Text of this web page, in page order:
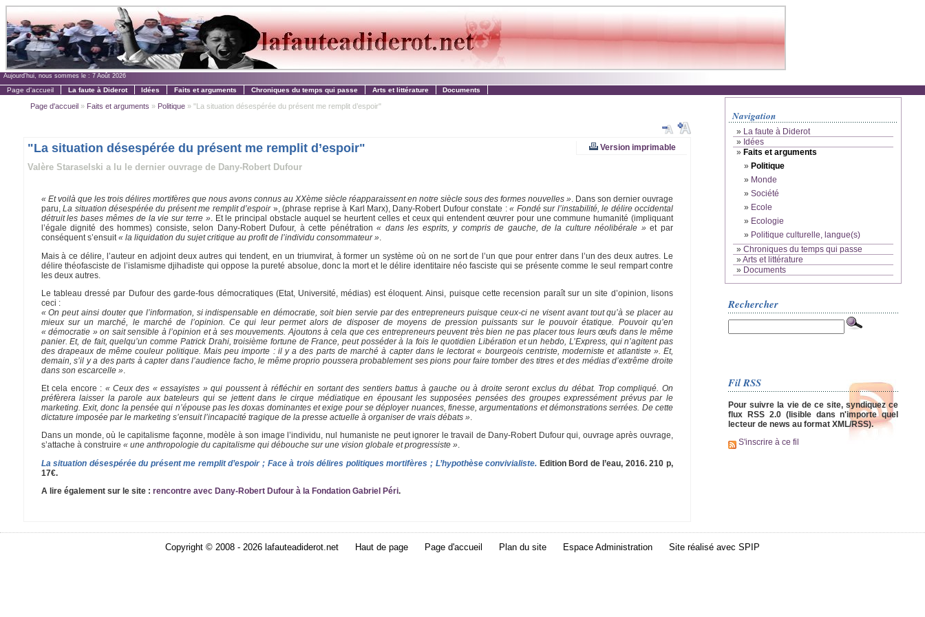
Aujourd'hui, nous sommes le : 7 Août 2026
Page d'accueil La faute à Diderot Idées Faits et arguments Chroniques du temps qui passe Arts et littérature Documents
Page d'accueil» Faits et arguments » Politique» "La situation désespérée du présent me remplit d’espoir"
Version imprimable
"La situation désespérée du présent me remplit d’espoir"
Valère Staraselski a lu le dernier ouvrage de Dany-Robert Dufour
« Et voilà que les trois délires mortifères que nous avons connus au XXème siècle réapparaissent en notre siècle sous des formes nouvelles ». Dans son dernier ouvrage
paru,La situation désespérée du présent me remplit d’espoir», (phrase reprise à Karl Marx), Dany-Robert Dufour constate :« Fondé sur l’instabilité, le délire occidental
détruit les bases mêmes de la vie sur terre ». Et le principal obstacle auquel se heurtent celles et ceux qui entendent œuvrer pour une commune humanité (impliquant
l’égale dignité des hommes) consiste, selon Dany-Robert Dufour, à cette pénétration« dans les esprits, y compris de gauche, de la culture néolibérale »et par
conséquent s’ensuit« la liquidation du sujet critique au profit de l’individu consommateur ».
Mais à ce délire, l’auteur en adjoint deux autres qui tendent, en un triumvirat, à former un système où on ne sort de l’un que pour entrer dans l’un des deux autres. Le
délire théofasciste de l’islamisme djihadiste qui oppose la pureté absolue, donc la mort et le délire identitaire néo fasciste qui se présente comme le seul rempart contre
les deux autres.
Le tableau dressé par Dufour des garde-fous démocratiques (Etat, Université, médias) est éloquent. Ainsi, puisque cette recension paraît sur un site d’opinion, lisons
ceci :
« On peut ainsi douter que l’information, si indispensable en démocratie, soit bien servie par des entrepreneurs puisque ceux-ci ne visent avant tout qu’à se placer au
mieux sur un marché, le marché de l’opinion. Ce qui leur permet alors de disposer de moyens de pression puissants sur le pouvoir étatique. Pouvoir qu’en
« démocratie » on sait sensible à l’opinion et à ses mouvements. Ajoutons à cela que ces entrepreneurs peuvent très bien ne pas placer tous leurs œufs dans le même
panier. Et, de fait, quelqu’un comme Patrick Drahi, troisième fortune de France, peut posséder à la fois le quotidien Libération et un hebdo, L’Express, qui n’agitent pas
des drapeaux de même couleur politique. Mais peu importe : il y a des parts de marché à capter dans le lectorat « bourgeois centriste, moderniste et atlantiste ». Et,
demain, s’il y a des parts à capter dans l’audience facho, le même proprio poussera probablement ses pions pour faire tomber des titres et des médias d’extrême droite
dans son escarcelle ».
Et cela encore : « Ceux des « essayistes » qui poussent à réfléchir en sortant des sentiers battus à gauche ou à droite seront exclus du débat. Trop compliqué. On
préfèrera laisser la parole aux bateleurs qui se jettent dans le cirque médiatique en épousant les supposées pensées des groupes expressément prévus par le
marketing. Exit, donc la pensée qui n’épouse pas les doxas dominantes et exige pour se déployer nuances, finesse, argumentations et démonstrations serrées. De cette
dictature imposée par le marketing s’ensuit l’incapacité tragique de la presse actuelle à organiser de vrais débats ».
Dans un monde, où le capitalisme façonne, modèle à son image l’individu, nul humaniste ne peut ignorer le travail de Dany-Robert Dufour qui, ouvrage après ouvrage,
s’attache à construire « une anthropologie du capitalisme qui débouche sur une vision globale et progressiste ».
La situation désespérée du présent me remplit d’espoir ; Face à trois délires politiques mortifères ; L’hypothèse convivialiste. Edition Bord de l’eau, 2016. 210 p,
17€.
A lire également sur le site : rencontre avec Dany-Robert Dufour à la Fondation Gabriel Péri.
Navigation
» La faute à Diderot
» Idées
» Faits et arguments
» Politique
» Monde
» Société
» Ecole
» Ecologie
» Politique culturelle, langue(s)
» Chroniques du temps qui passe
»Arts et littérature
» Documents
Rechercher
Fil RSS
Pour suivre la vie de ce site, syndiquez ce
flux RSS 2.0 (lisible dans n'importe quel
lecteur de news au format XML/RSS).
S'inscrire à ce fil
Copyright © 2008 - 2026 lafauteadiderot.net Haut de page Page d'accueil Plan du site Espace Administration Site réalisé avec SPIP